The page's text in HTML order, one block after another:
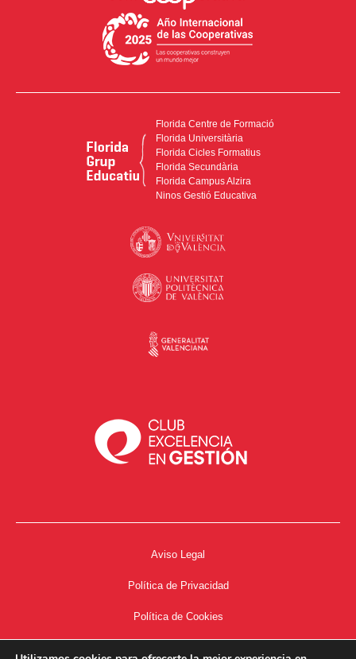
Florida Centre de Formació
Florida Universitària
Florida Cicles Formatius
Florida Secundària
Florida Campus Alzira
Ninos Gestió Educativa
Aviso Legal
Política de Privacidad
Política de Cookies